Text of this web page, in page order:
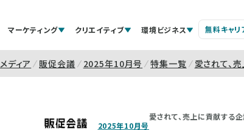
マーケティング クリエイティブ 環境ビジネス 無料キャリ
メディア 販促会議 2025年10月号 特集一覧 愛されて、
2025年10月号
愛されて、売上に貢献する